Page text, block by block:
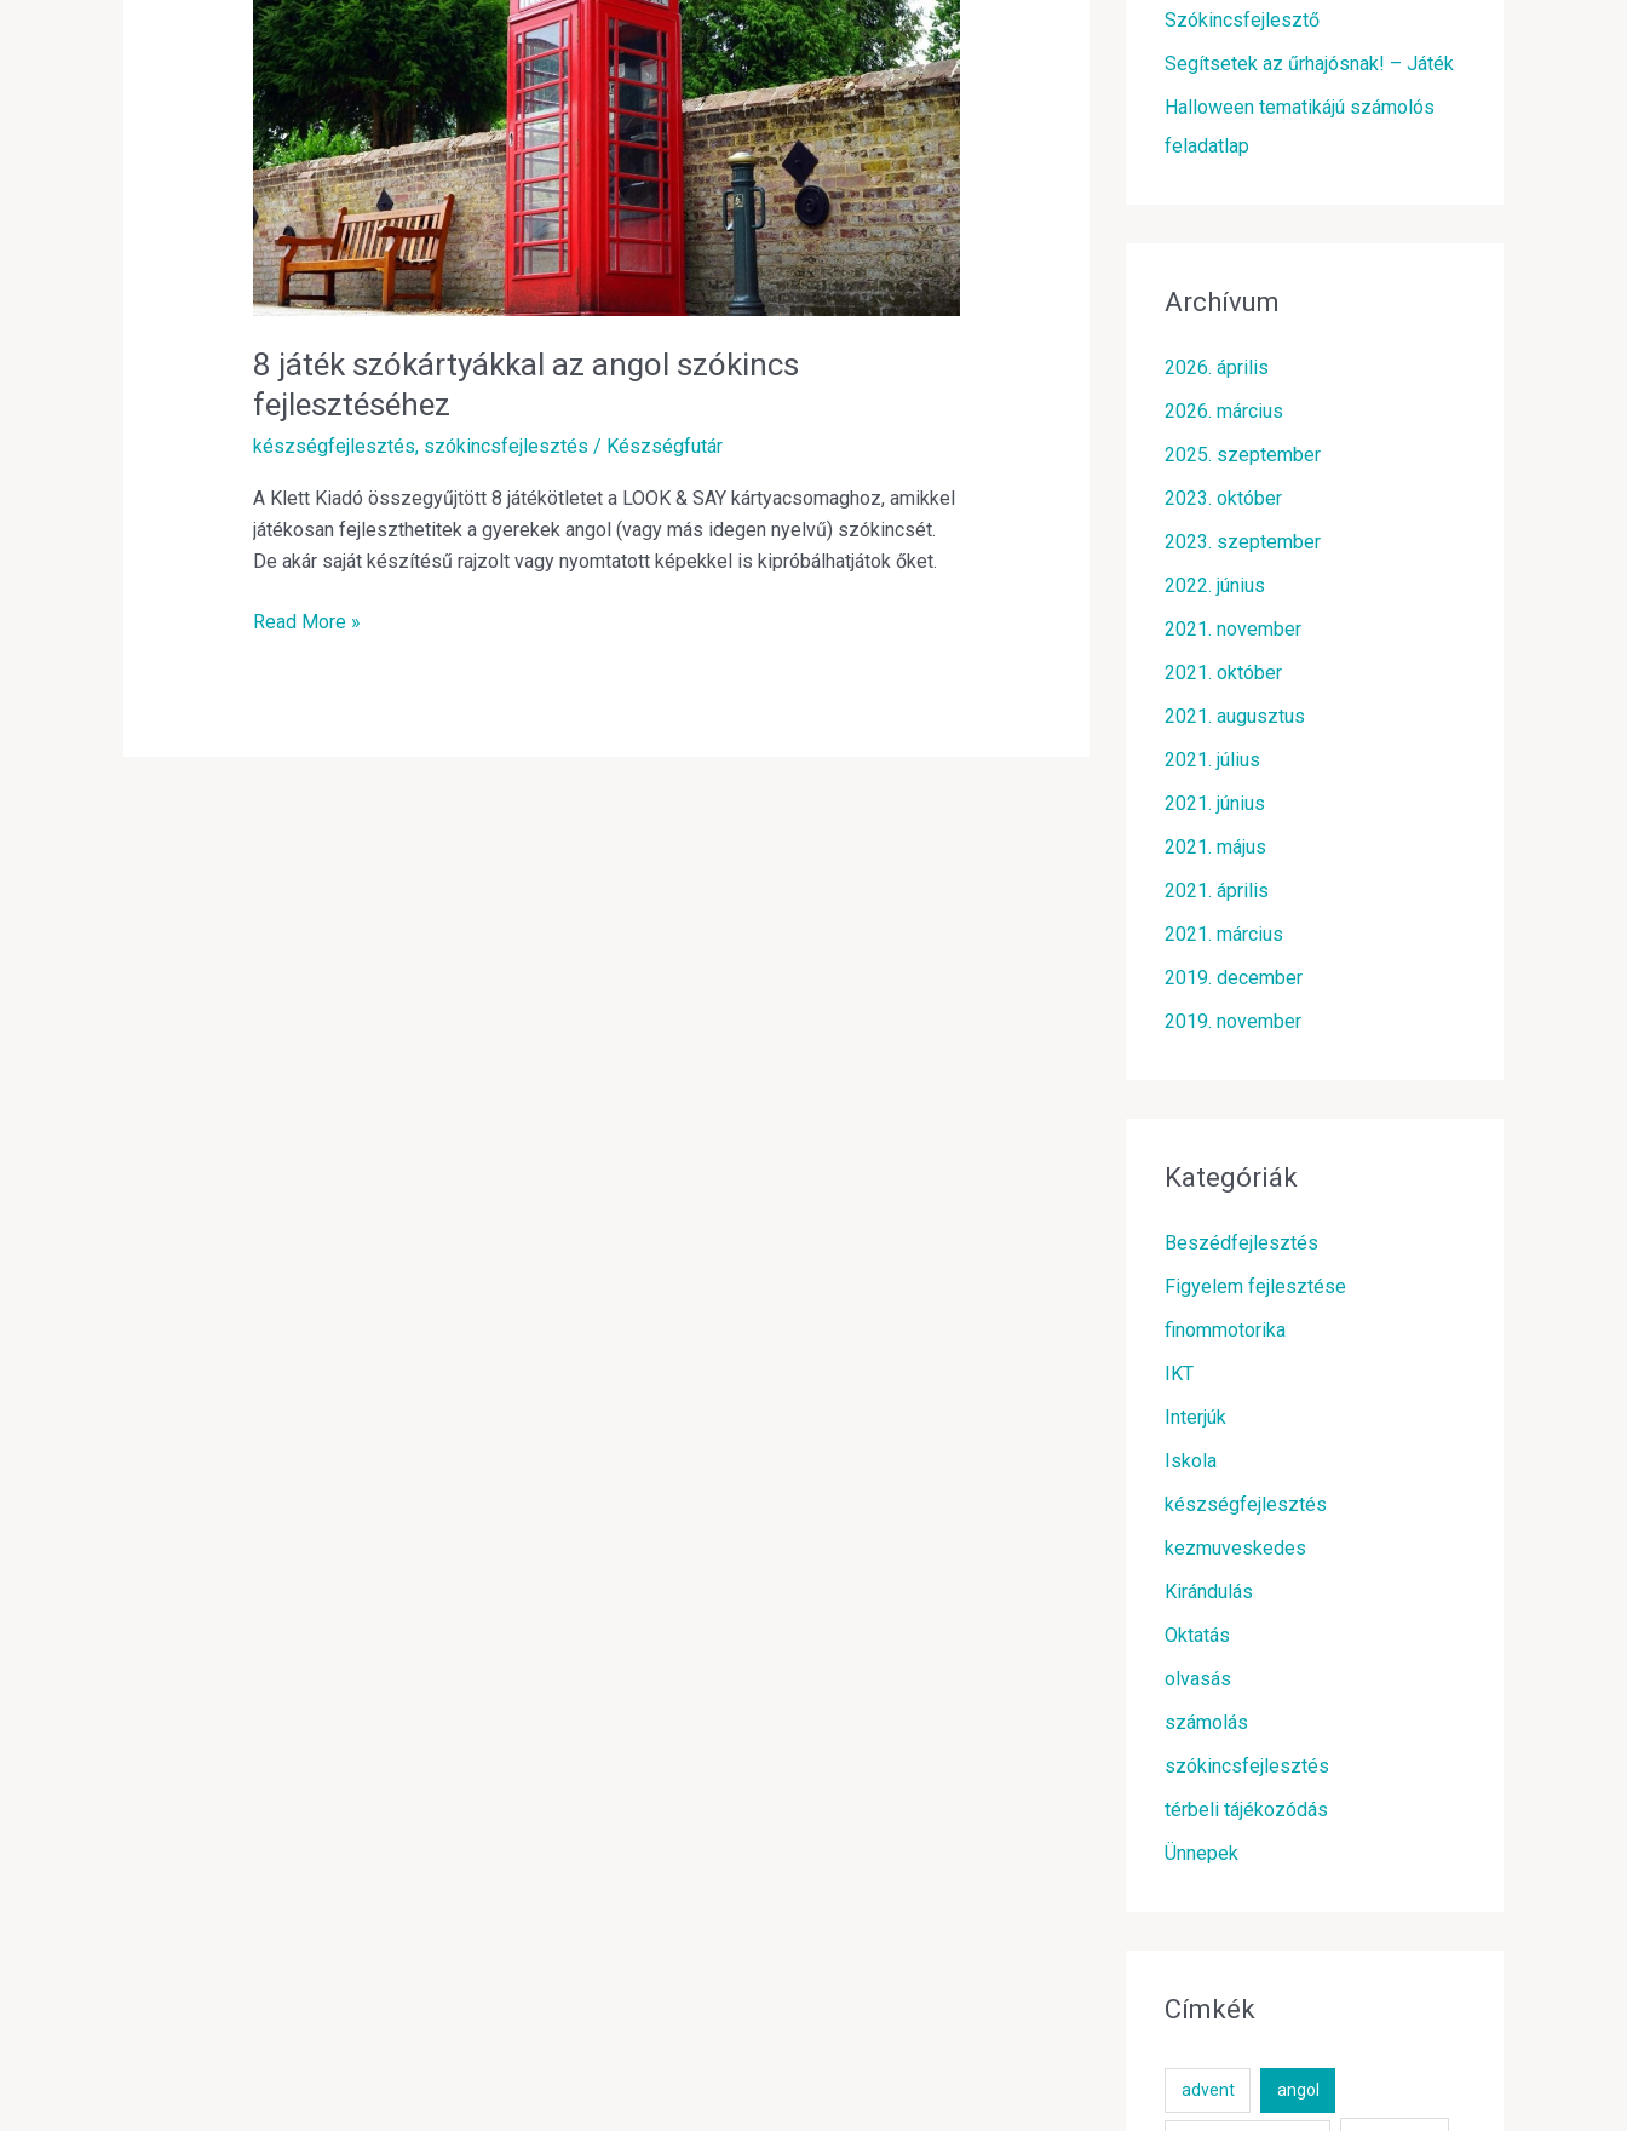
8 játék szókártyákkal az angol szókincs
fejlesztéséhez
készségfejlesztés, szókincsfejlesztés / Készségfutár
A Klett Kiadó összegyűjtött 8 játékötletet a LOOK & SAY kártyacsomaghoz, amikkel
játékosan fejleszthetitek a gyerekek angol (vagy más idegen nyelvű) szókincsét.
De akár saját készítésű rajzolt vagy nyomtatott képekkel is kipróbálhatjátok őket.
szókártyákkal
az
angol
szókincs
fejlesztéséhez
Read More »
Szókincsfejlesztő
Segítsetek az űrhajósnak! – Játék
Halloween tematikájú számolós
feladatlap
Archívum
2026. április
2026. március
2025. szeptember
2023. október
2023. szeptember
2022. június
2021. november
2021. október
2021. augusztus
2021. július
2021. június
2021. május
2021. április
2021. március
2019. december
2019. november
Kategóriák
Beszédfejlesztés
Figyelem fejlesztése
finommotorika
IKT
Interjúk
Iskola
készségfejlesztés
kezmuveskedes
Kirándulás
Oktatás
olvasás
számolás
szókincsfejlesztés
térbeli tájékozódás
Ünnepek
Címkék
advent angol